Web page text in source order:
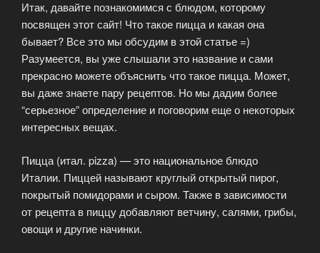
Итак, давайте познакомимся с блюдом, которому
посвящен этот сайт! Что такое пицца и какая она
бывает? Все это мы обсудим в этой статье =)
Разумеется, вы уже слышали это название и сами
прекрасно можете объяснить что такое пицца. Может,
вы даже знаете пару рецептов. Но мы дадим более
“серьезное” определение и поговорим еще о некоторых
интересных вещах.
Пицца (итал. pizza) — это национальное блюдо
Италии. Пиццей называют круглый открытый пирог,
покрытый помидорами и сыром. Также в зависимости
от рецепта в пиццу добавляют ветчину, салями, грибы,
овощи и другие начинки.